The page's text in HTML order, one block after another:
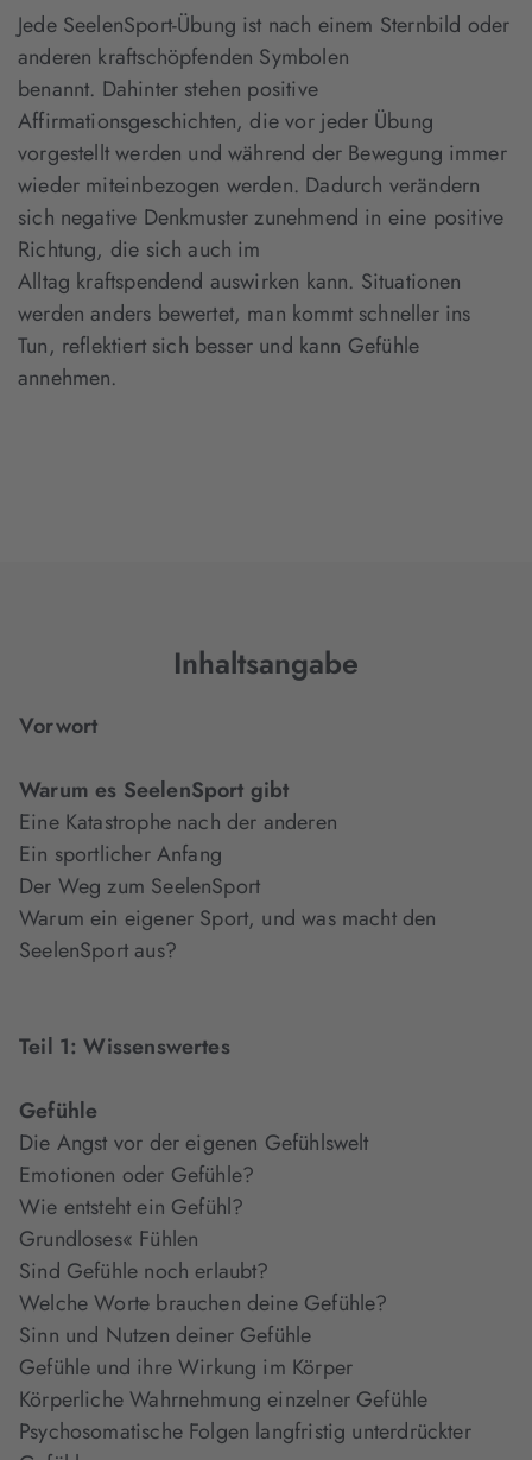
Jede SeelenSport-Übung ist nach einem Sternbild oder
anderen kraftschöpfenden Symbolen
benannt. Dahinter stehen positive
Affirmationsgeschichten, die vor jeder Übung
vorgestellt werden und während der Bewegung immer
wieder miteinbezogen werden. Dadurch verändern
sich negative Denkmuster zunehmend in eine positive
Richtung, die sich auch im
Alltag kraftspendend auswirken kann. Situationen
werden anders bewertet, man kommt schneller ins
Tun, reflektiert sich besser und kann Gefühle
annehmen.
Inhaltsangabe
Vorwort
Warum es SeelenSport gibt
Eine Katastrophe nach der anderen
Ein sportlicher Anfang
Der Weg zum SeelenSport
Warum ein eigener Sport, und was macht den
SeelenSport aus?
Teil 1: Wissenswertes
Gefühle
Die Angst vor der eigenen Gefühlswelt
Emotionen oder Gefühle?
Wie entsteht ein Gefühl?
Grundloses« Fühlen
Sind Gefühle noch erlaubt?
Welche Worte brauchen deine Gefühle?
Sinn und Nutzen deiner Gefühle
Gefühle und ihre Wirkung im Körper
Körperliche Wahrnehmung einzelner Gefühle
Psychosomatische Folgen langfristig unterdrückter